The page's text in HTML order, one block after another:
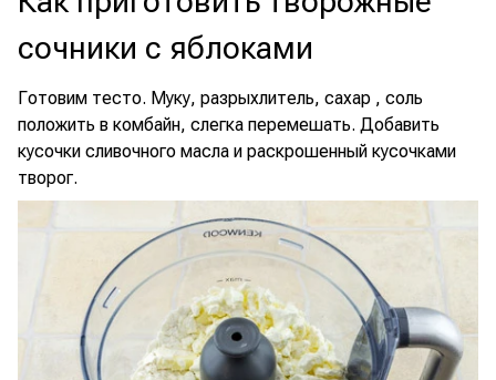
сочники с яблоками
Готовим тесто. Муку, разрыхлитель, сахар , соль
положить в комбайн, слегка перемешать. Добавить
кусочки сливочного масла и раскрошенный кусочками
творог.